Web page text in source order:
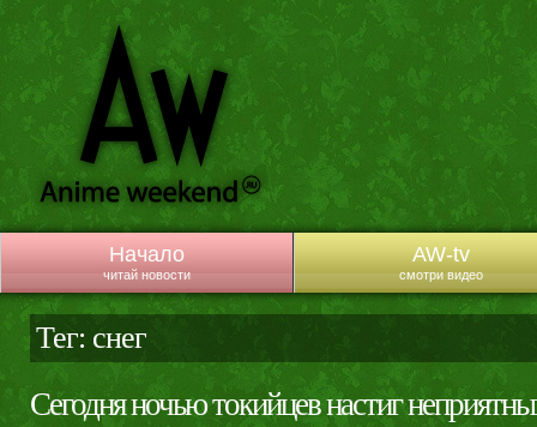
Начало
читай новости
AW-tv
смотри видео
Тег: снег
Сегодня ночью токийцев настиг